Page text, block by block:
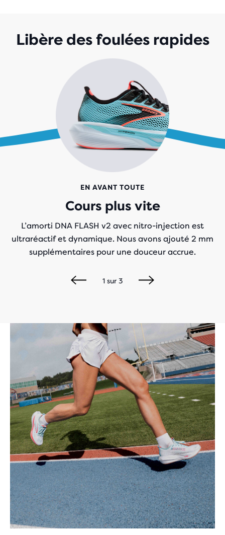
Libère des foulées rapides
EN AVANT TOUTE
Cours plus vite
L’amorti DNA FLASH v2 avec nitro-injection est
ultraréactif et dynamique. Nous avons ajouté 2 mm
supplémentaires pour une douceur accrue.
1sur 3